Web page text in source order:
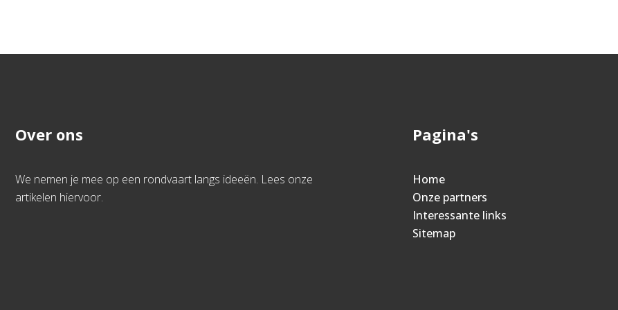
Over ons
We nemen je mee op een rondvaart langs ideeën. Lees onze
artikelen hiervoor.
Pagina's
Home
Onze partners
Interessante links
Sitemap